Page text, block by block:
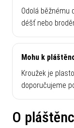
Odolá běžnému
déšť nebo
Mohu k
Kroužek je
doporučujeme
O